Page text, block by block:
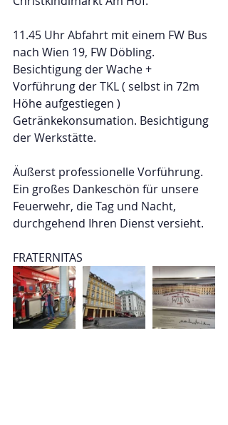
11.45 Uhr Abfahrt mit einem FW Bus
nach Wien 19, FW Döbling.
Besichtigung der Wache +
Vorführung der TKL ( selbst in 72m
Höhe aufgestiegen )
Getränkekonsumation. Besichtigung
der Werkstätte.
Äußerst professionelle Vorführung.
Ein großes Dankeschön für unsere
Feuerwehr, die Tag und Nacht,
durchgehend Ihren Dienst versieht.
FRATERNITAS